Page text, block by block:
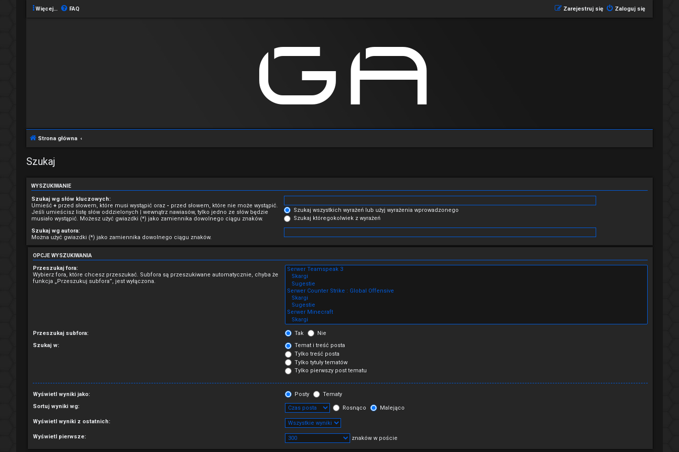
Więcej… FAQ Zaloguj się
Zarejestruj się
Strona główna
Szukaj
WYSZUKIWANIE
Szukaj wg słów kluczowych:
Umieść + przed słowem, które musi wystąpić oraz - przed słowem, które nie może wystąpić.
Jeśli umieścisz listę słów oddzielonych | wewnątrz nawiasów, tylko jedno ze słów będzie
musiało wystąpić. Możesz użyć gwiazdki (*) jako zamiennika dowolnego ciągu znaków.
Szukaj wszystkich wyrażeń lub użyj wyrażenia wprowadzonego
Szukaj któregokolwiek z wyrażeń
Szukaj wg autora:
Można użyć gwiazdki (*) jako zamiennika dowolnego ciągu znaków.
OPCJE WYSZUKIWANIA
Przeszukaj fora:
Wybierz fora, które chcesz przeszukać. Subfora są przeszukiwane automatycznie, chyba że
funkcja „Przeszukuj subfora”, jest wyłączona.
Przeszukaj subfora: Tak
Nie
Szukaj w:
Temat i treść posta
Tylko treść posta
Tylko tytuły tematów
Tylko pierwszy post tematu
Wyświetl wyniki jako: Posty
Tematy
Sortuj wyniki wg:
Rosnąco Malejąco
Wyświetl wyniki z ostatnich:
Wyświetl pierwsze: znaków w poście